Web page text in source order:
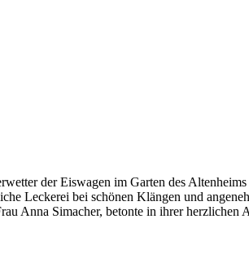
der Eiswagen im Garten des
Leckerei bei schönen Klängen und
Anna Simacher, betonte in ihrer